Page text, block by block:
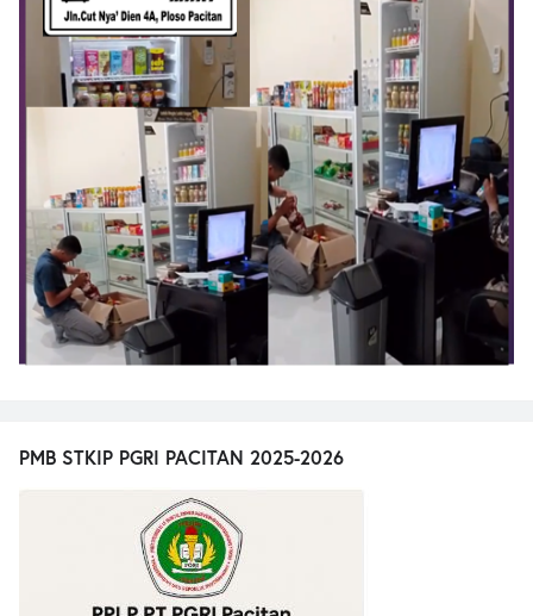
PMB STKIP PGRI PACITAN 2025-2026